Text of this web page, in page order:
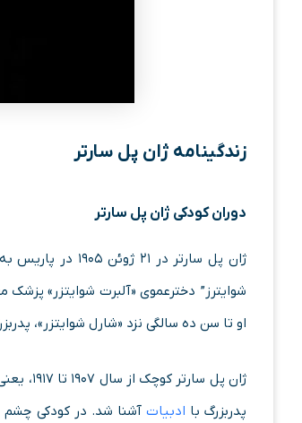
زندگینامه ژان پل سارتر
دوران کودکی ژان پل سارتر
ژان پل سارتر
شوایترز” دخترعموی «آلبرت شوایتزر»
او تا سن ده سالگی نزد «شارل شوایتزر»،
ژان پل
پدربزرگ با ادبیات آشنا شد. در کودکی چشم